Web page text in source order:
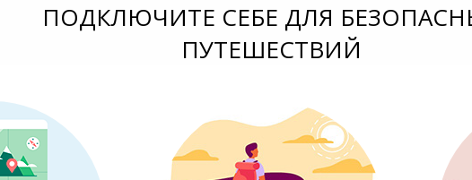
ПОДКЛЮЧИТЕ СЕБЕ ДЛЯ
ПУТЕШЕСТВИЙ